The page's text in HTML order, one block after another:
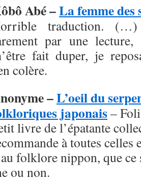
Abé –La femme des
traduction.
par une lecture,
fait duper, je
colère.
–L’oeil du
japonais–
livre de l’épatante
à toutes celles
au folklore nippon, que
ou non.